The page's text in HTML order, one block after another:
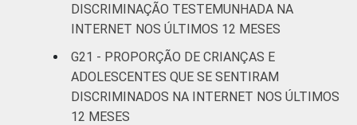
DISCRIMINAÇÃO TESTEMUNHADA NA
INTERNET NOS ÚLTIMOS 12 MESES
G21 - PROPORÇÃO DE CRIANÇAS E
ADOLESCENTES QUE SE SENTIRAM
DISCRIMINADOS NA INTERNET NOS ÚLTIMOS
12 MESES